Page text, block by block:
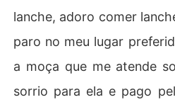
lanche, adoro comer
paro no meu lugar
a moça que me atende
sorrio para ela e pago